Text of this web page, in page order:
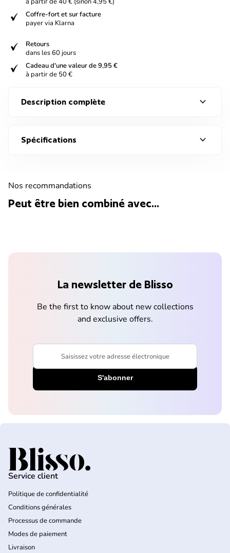
verified
Coffre-fort et sur facture
payer via Klarna
verified
Retours
dans les 60 jours
verified
Cadeau d'une valeur de 9,95 €
à partir de 50 €
Description complète expand_more
Spécifications expand_more
Nos recommandations
Peut être bien combiné avec...
La newsletter de Blisso
Be the first to know about new collections
and exclusive offers.
Saisissez votre adresse électronique
Accueil
Service client
Politique de confidentialité
Conditions générales
Processus de commande
Modes de paiement
Livraison